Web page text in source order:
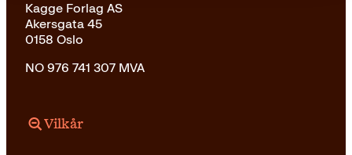
Kagge Forlag AS
Akersgata 45
0158 Oslo
NO 976 741 307 MVA
Vilkår